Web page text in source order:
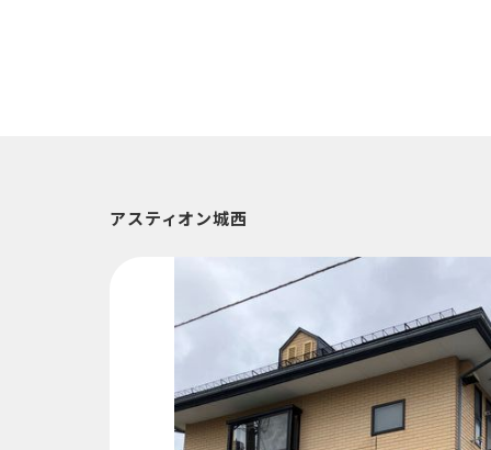
アスティオン城西